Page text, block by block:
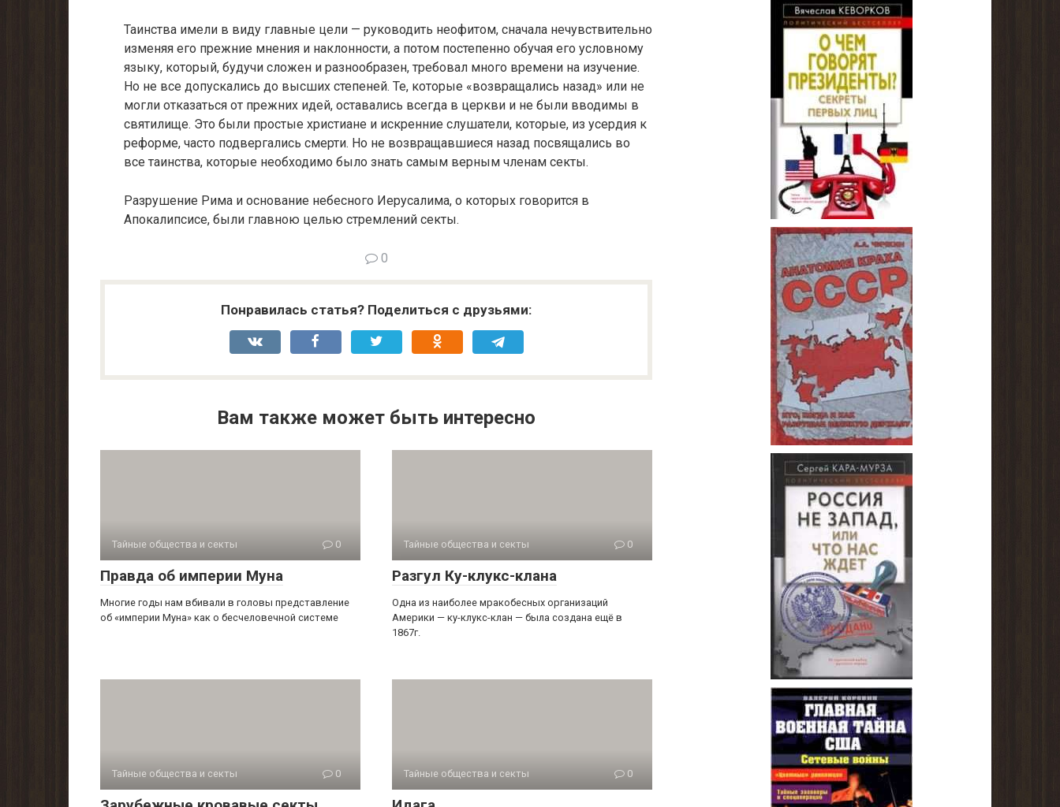
Таинства имели в виду главные цели — руководить неофитом, сначала нечувствительно
изменяя его прежние мнения и наклонности, а потом постепенно обучая его условному
языку, который, будучи сложен и разнообразен, требовал много времени на изучение.
Но не все допускались до высших степеней. Те, которые «возвращались назад» или не
могли отказаться от прежних идей, оставались всегда в церкви и не были вводимы в
святилище. Это были простые христиане и искренние слушатели, которые, из усердия к
реформе, часто подвергались смерти. Но не возвращавшиеся назад посвящались во
все таинства, которые необходимо было знать самым верным членам секты.
Разрушение Рима и основание небесного Иерусалима, о которых говорится в
Апокалипсисе, были главною целью стремлений секты.
0
Понравилась статья? Поделиться с друзьями:
Вам также может быть интересно
Тайные общества и секты 0
Правда об империи Муна
Многие годы нам вбивали в головы представление
об «империи Муна» как о бесчеловечной системе
Тайные общества и секты 0
Разгул Ку-клукс-клана
Одна из наиболее мракобесных организаций
Америки — ку-клукс-клан — была создана ещё в
1867г.
Тайные общества и секты 0 Тайные общества и секты 0